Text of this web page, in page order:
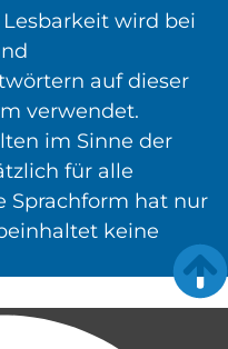
wird bei
auf dieser
verwendet.
im Sinne der
für alle
Sprachform hat nur
keine